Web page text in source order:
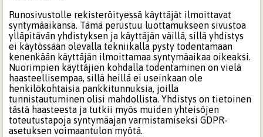
Runosivustolle rekisteröityessä käyttäjät ilmoittavat
syntymäaikansa. Tämä perustuu luottamukseen sivustoa
ylläpitävän yhdistyksen ja käyttäjän väillä, sillä yhdistys
ei käytössään olevalla tekniikalla pysty todentamaan
kenenkään käyttäjän ilmoittamaa syntymäaikaa oikeaksi.
Nuorimpien käyttäjien kohdalla todentaminen on vielä
haasteellisempaa, sillä heillä ei useinkaan ole
henkilökohtaisia pankkitunnuksia, joilla
tunnistautuminen olisi mahdollista. Yhdistys on tietoinen
tästä haasteesta ja tutkii myös muiden yhteisöjen
toteutustapoja syntymäajan varmistamiseksi GDPR-
asetuksen voimaantulon myötä.